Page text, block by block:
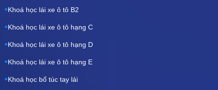
Khoá học lái xe ô tô B2
Khoá học lái xe ô tô hạng C
Khoá học lái xe ô tô hạng D
Khoá học lái xe ô tô hạng E
Khoá học bổ túc tay lái